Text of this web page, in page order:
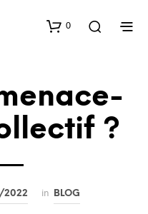
0
?
2022 in BLOG